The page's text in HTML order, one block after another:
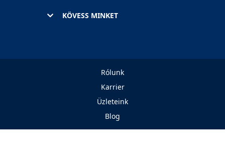
KÖVESS MINKET
Rólunk
Karrier
Üzleteink
Blog